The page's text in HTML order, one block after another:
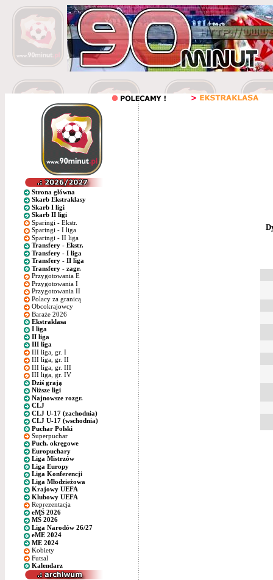
Strona główna
Skarb Ekstraklasy
Skarb I ligi
Skarb II ligi
Sparingi - Ekstr.
Sparingi - I liga
Sparingi - II liga
Transfery - Ekstr.
Transfery - I liga
Transfery - II liga
Transfery - zagr.
Przygotowania E
Przygotowania I
Przygotowania II
Polacy za granicą
Obcokrajowcy
Baraże 2026
Ekstraklasa
I liga
II liga
III liga
III liga, gr. I
III liga, gr. II
III liga, gr. III
III liga, gr. IV
Dziś grają
Niższe ligi
Najnowsze rozgr.
CLJ
CLJ U-17 (zachodnia)
CLJ U-17 (wschodnia)
Puchar Polski
Superpuchar
Puch. okręgowe
Europuchary
Liga Mistrzów
Liga Europy
Liga Konferencji
Liga Młodzieżowa
Krajowy UEFA
Klubowy UEFA
Reprezentacja
eMŚ 2026
MŚ 2026
Liga Narodów 26/27
eME 2024
ME 2024
Kobiety
Futsal
Kalendarz